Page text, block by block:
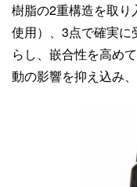
樹脂の2重構造を取り
使用）、3点で確実
らし、嵌合性を高め
動の影響を抑え込み